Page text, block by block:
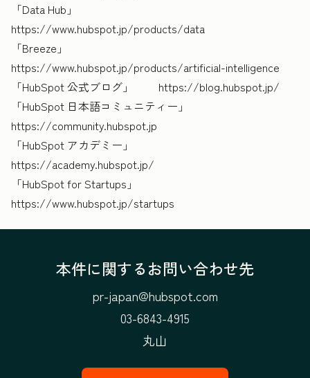
「Data Hub」
https://www.hubspot.jp/products/data
「Breeze」
https://www.hubspot.jp/products/artificial-intelligence
「HubSpot 公式ブログ」 https://blog.hubspot.jp/
「HubSpot 日本語コミュニティー」
https://community.hubspot.jp
「HubSpot アカデミー」
https://academy.hubspot.jp/
「HubSpot for Startups」
https://www.hubspot.jp/startups
本件に関するお問い合わせ先
pr-japan@hubspot.com
03-6843-4915
丸山